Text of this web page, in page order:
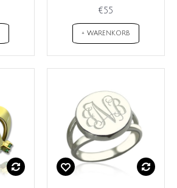
€55
+ WARENKORB